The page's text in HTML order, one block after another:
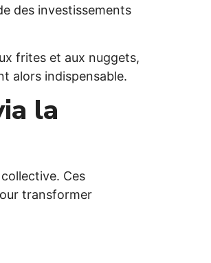
des investissements
frites et aux nuggets,
alors indispensable.
la
Ces
transformer